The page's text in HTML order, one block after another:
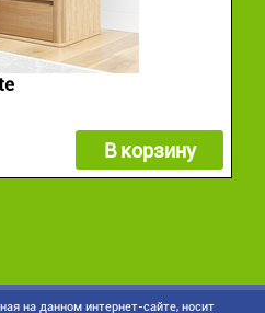
В корзину
на данном интернет-сайте, носит